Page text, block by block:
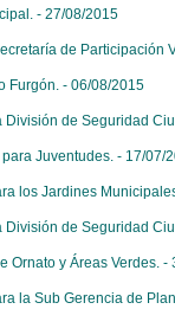
- 27/08/2015
de Participación
Furgón. - 06/08/2015
de Seguridad
Juventudes. - 17/07/
los Jardines
de Seguridad
Ornato y Áreas Verdes. -
la Sub Gerencia de